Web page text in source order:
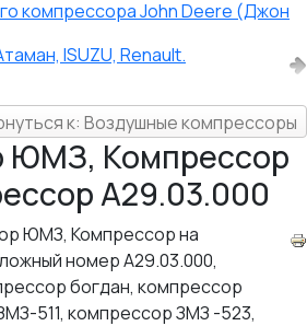
компрессора John Deere (Джон
ISUZU, Renault.
к: Воздушные компрессоры
ЮМЗ, Компрессор
А29.03.000
ЮМЗ, Компрессор на
номер А29.03.000,
богдан, компрессор
511, компрессор ЗМЗ -523,